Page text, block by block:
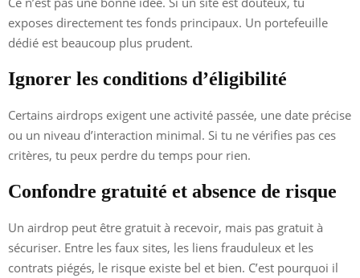
exposes directement tes fonds principaux. Un portefeuille
dédié est beaucoup plus prudent.
Ignorer les conditions d’éligibilité
Certains airdrops exigent une activité passée, une date précise
ou un niveau d’interaction minimal. Si tu ne vérifies pas ces
critères, tu peux perdre du temps pour rien.
Confondre gratuité et absence de risque
Un airdrop peut être gratuit à recevoir, mais pas gratuit à
sécuriser. Entre les faux sites, les liens frauduleux et les
contrats piégés, le risque existe bel et bien. C’est pourquoi il